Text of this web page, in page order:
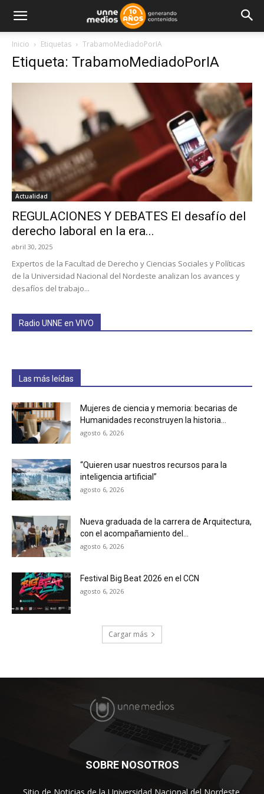
Inicio Etiquetas TrabamoMediadoPorIA
Etiqueta: TrabamoMediadoPorIA
Actualidad
REGULACIONES Y DEBATES El desafío del
derecho laboral en la era...
abril 30, 2025
Expertos de la Facultad de Derecho y Ciencias Sociales y Políticas
de la Universidad Nacional del Nordeste analizan los avances y
desafíos del trabajo...
Radio UNNE en VIVO
Las más leídas
Mujeres de ciencia y memoria: becarias de
Humanidades reconstruyen la historia...
agosto 6, 2026
“Quieren usar nuestros recursos para la
inteligencia artificial”
agosto 6, 2026
Nueva graduada de la carrera de Arquitectura,
con el acompañamiento del...
agosto 6, 2026
Festival Big Beat 2026 en el CCN
agosto 6, 2026
Cargar más
SOBRE NOSOTROS